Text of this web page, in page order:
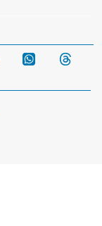
Telegram WhatsApp